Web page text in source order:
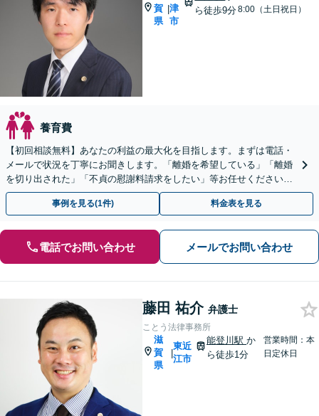
賀
県
|津
市
ら徒歩9分8:00（土日祝日）
養育費
【初回相談無料】あなたの利益の最大化を目指します。まずは電話・
メールで状況を丁寧にお聞きします。「離婚を希望している」「離婚
を切り出された」「不貞の慰謝料請求をしたい」等お任せください。
【リーズナブルな料金設定】
事例を見る(1件) 料金表を見る
電話でお問い合わせ メールでお問い合わせ
藤田 祐介 弁護士
ことう法律事務所
滋
賀
県
|
東近
江市
能登川駅か
ら徒歩1分
営業時間：本
日定休日